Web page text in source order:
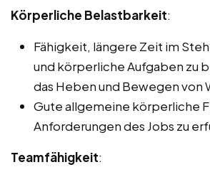
Körperliche Belastbarkeit:
Fähigkeit, längere Zeit im
und körperliche Aufgaben zu
das Heben und Bewegen von
Gute allgemeine körperliche
Anforderungen des Jobs zu
Teamfähigkeit: